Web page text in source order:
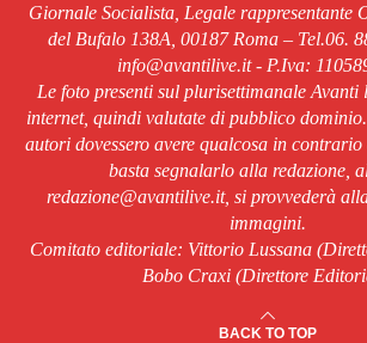
Giornale Socialista, Legale rappresentante
del Bufalo 138A, 00187 Roma – Tel.06.
info@avantilive.it - P.Iva:
Le foto presenti sul plurisettimanale Avanti
internet, quindi valutate di pubblico
autori dovessero avere qualcosa in
basta segnalarlo alla redazione,
redazione@avantilive.it, si provvederà
immagini.
Comitato editoriale: Vittorio Lussana
Bobo Craxi (Direttore
BACK TO TOP